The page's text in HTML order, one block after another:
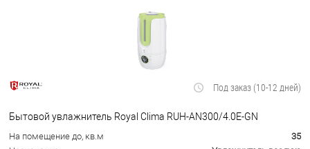
Под заказ (10-12 дней)
Бытовой увлажнитель Royal Clima RUH-AN300/4.0E-GN
На помещение до, кв.м
35